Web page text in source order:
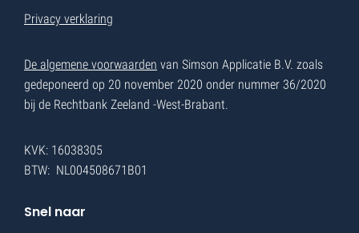
Privacy verklaring
De algemene voorwaarden van Simson Applicatie B.V. zoals
gedeponeerd op 20 november 2020 onder nummer 36/2020
bij de Rechtbank Zeeland -West-Brabant.
KVK: 16038305
BTW: NL004508671B01
Snel naar